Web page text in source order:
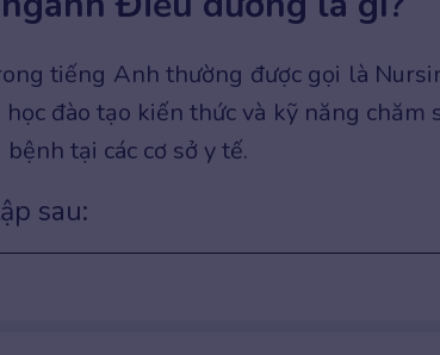
tiếng Anh thường được gọi là
đào tạo kiến thức và kỹ năng chăm
tại các cơ sở y tế.
sau: